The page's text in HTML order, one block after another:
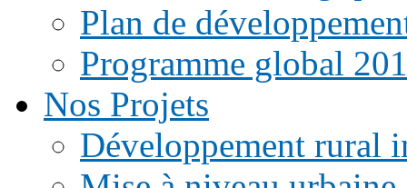
Plan de
Programme global
Nos Projets
Développement rural